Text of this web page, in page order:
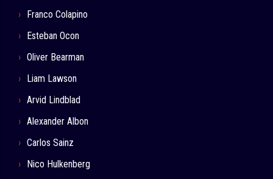
Franco Colapino
Esteban Ocon
Oliver Bearman
Liam Lawson
Arvid Lindblad
Alexander Albon
Carlos Sainz
Nico Hulkenberg